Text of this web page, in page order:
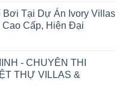
Bơi Tại Dự Án Ivory Villas
Cấp, Hiện Đại
- CHUYÊN THI
THỰ VILLAS &